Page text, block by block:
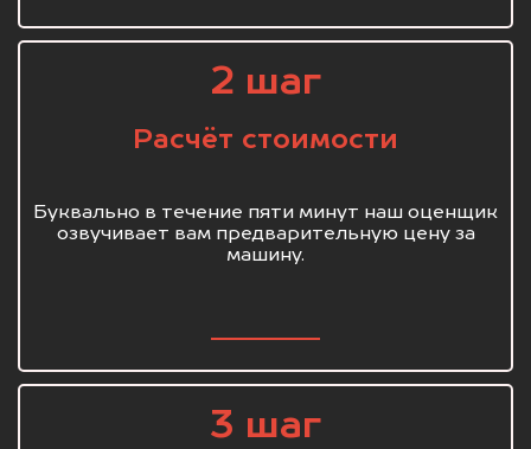
2 шаг
Расчёт стоимости
Буквально в течение пяти минут наш оценщик
озвучивает вам предварительную цену за
машину.
3 шаг